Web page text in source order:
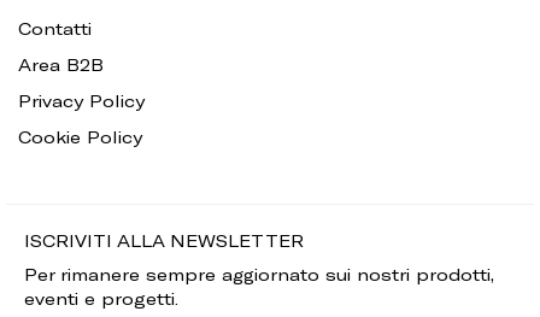
Contatti
Area B2B
Privacy Policy
Cookie Policy
ISCRIVITI ALLA NEWSLETTER
Per rimanere sempre aggiornato sui nostri prodotti,
eventi e progetti.